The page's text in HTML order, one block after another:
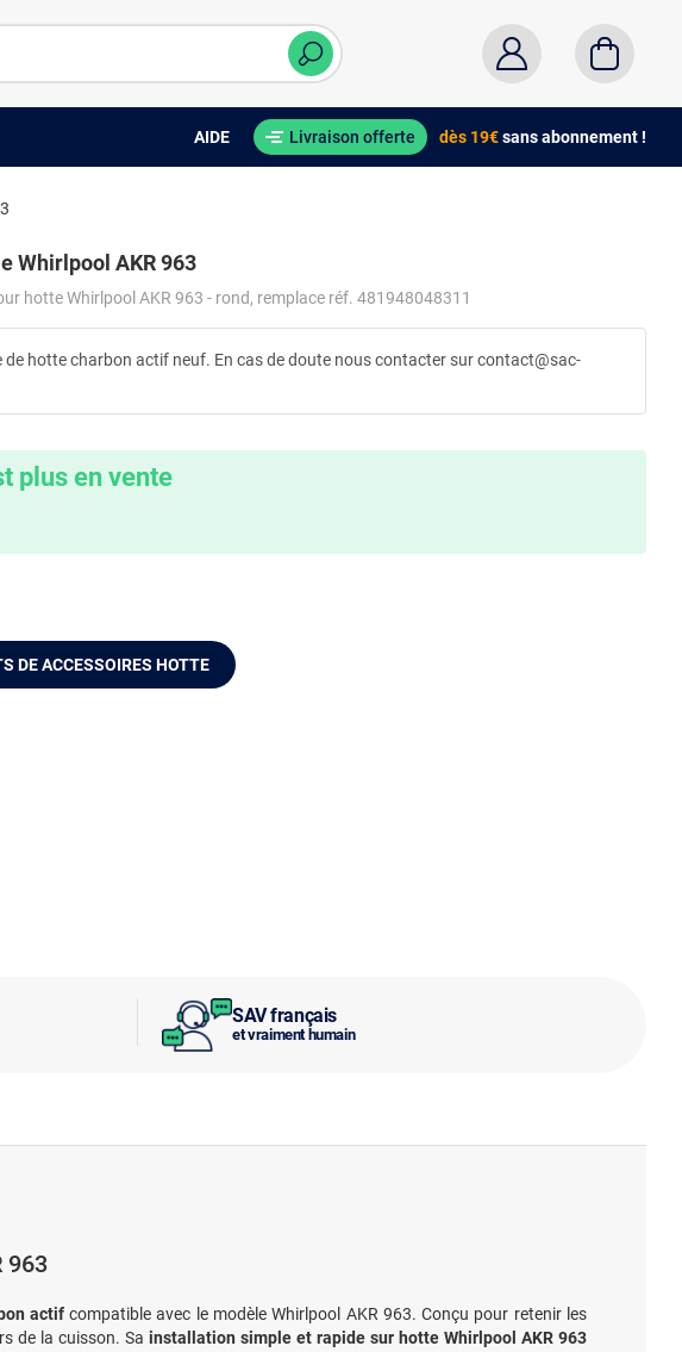
AIDE Livraison offerte dès 19€sans abonnement !
SAV français
et vraiment humain
Whirlpool AKR 963
hotte Whirlpool AKR 963 - rond, remplace réf. 481948048311
de hotte charbon actif neuf. En cas de doute nous contacter sur contact@sac-
plus en vente
DE ACCESSOIRES HOTTE
963
actifcompatible avec le modèle Whirlpool AKR 963. Conçu pour retenir les
de la cuisson. Sa installation simple et rapide sur hotte Whirlpool AKR 963